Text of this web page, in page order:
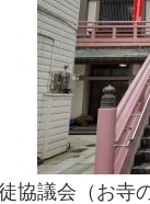
徒協議会（お